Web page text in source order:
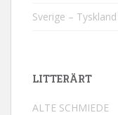
Sverige – Tyskland
LITTERÄRT
ALTE SCHMIEDE